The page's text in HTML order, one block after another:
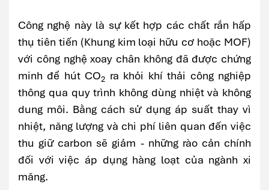
Công nghệ này là sự kết hợp các chất rắn hấp
thụ tiên tiến (Khung kim loại hữu cơ hoặc MOF)
với công nghệ xoay chân không đã được chứng
minh để hút CO2 ra khỏi khí thải công nghiệp
thông qua quy trình không dùng nhiệt và không
dung môi. Bằng cách sử dụng áp suất thay vì
nhiệt, năng lượng và chi phí liên quan đến việc
thu giữ carbon sẽ giảm - những rào cản chính
đối với việc áp dụng hàng loạt của ngành xi
măng.